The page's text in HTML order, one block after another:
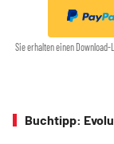
Sie erhalten einen
Buchtipp: